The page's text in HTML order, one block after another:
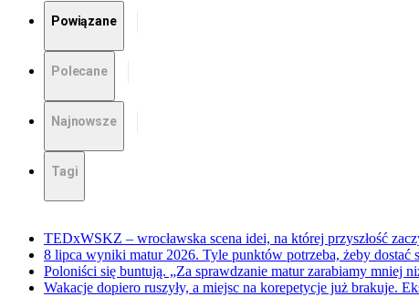
Powiązane
Polecane
Najnowsze
Tagi
TEDxWSKZ – wrocławska scena idei, na której przyszłość
8 lipca wyniki matur 2026. Tyle punktów potrzeba, żeby dostać
Poloniści się buntują. „Za sprawdzanie matur zarabiamy mniej
Wakacje dopiero ruszyły, a miejsc na korepetycje już brakuje.